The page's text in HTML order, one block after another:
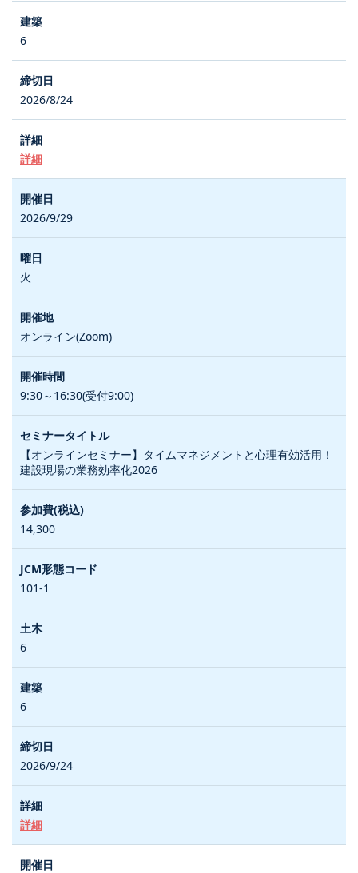
6
2026/8/24
詳細
2026/9/29
火
オンライン(Zoom)
9:30～16:30(受付9:00)
【オンラインセミナー】タイムマネジメントと心理有効活用！
建設現場の業務効率化2026
14,300
101-1
6
6
2026/9/24
詳細